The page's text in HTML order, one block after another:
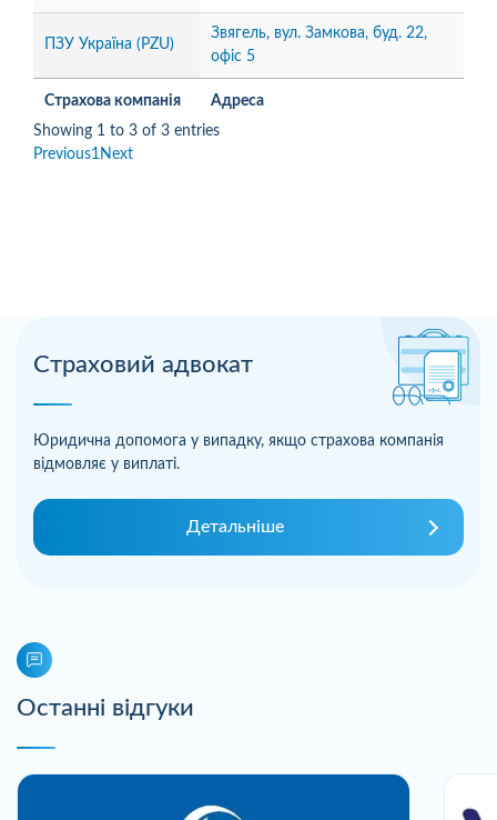
Страховий адвокат
Юридична допомога у випадку, якщо страхова компанія
відмовляє у виплаті.
Детальніше
Останні відгуки
Страхова компанія Адреса
ПЗУ Україна (PZU)
Звягель, вул. Замкова, буд. 22,
офіс 5
Showing 1 to 3 of 3 entries
Previous1Next